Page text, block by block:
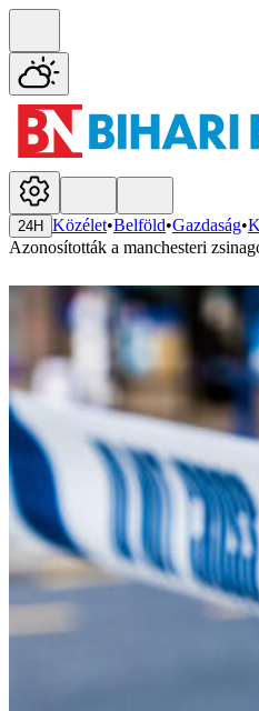
24H Közélet•Belföld•Gazdaság•
Azonosították a manchesteri